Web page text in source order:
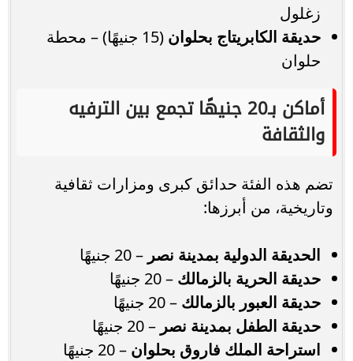
زغلول
حديقة الكابريتاج بحلوان
(15 جنيهًا) – محطة
حلوان
أماكن بـ20 جنيهًا تجمع بين الترفيه
والثقافة
تضم هذه الفئة حدائق كبرى ومزارات ثقافية
وتاريخية، من أبرزها:
الحديقة الدولية بمدينة نصر – 20 جنيهًا
حديقة الحرية بالزمالك – 20 جنيهًا
حديقة العبور بالزمالك – 20 جنيهًا
حديقة الطفل بمدينة نصر – 20 جنيهًا
استراحة الملك فاروق بحلوان – 20 جنيهًا